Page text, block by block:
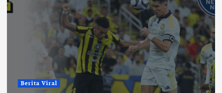
Berita Viral